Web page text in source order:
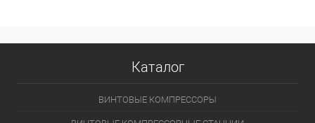
Каталог
ВИНТОВЫЕ КОМПРЕССОРЫ